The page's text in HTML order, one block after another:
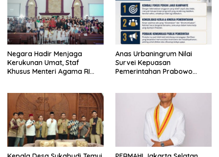
Negara Hadir Menjaga
Kerukunan Umat, Staf
Khusus Menteri Agama RI
Anas Urbaningrum Nilai
Survei Kepuasan
Pemerintahan Prabowo